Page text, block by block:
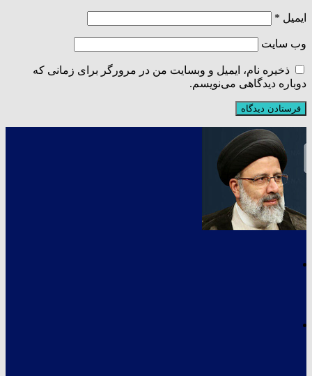
ایمیل *
وب‌ سایت
ذخیره نام، ایمیل و وبسایت من در مرورگر برای زمانی که
دوباره دیدگاهی می‌نویسم.